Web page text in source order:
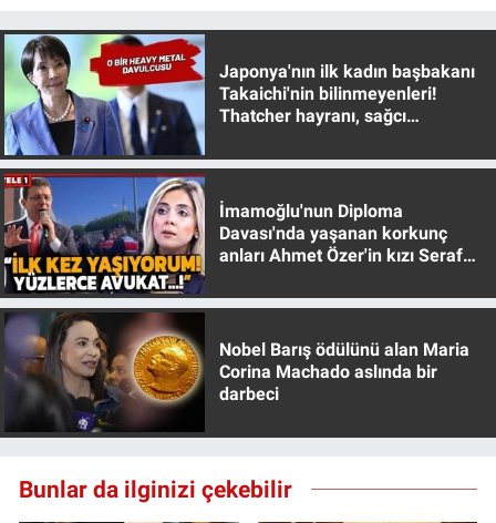
Japonya'nın ilk kadın başbakanı
Takaichi'nin bilinmeyenleri!
Thatcher hayranı, sağcı
İmamoğlu'nun Diploma
Davası'nda yaşanan korkunç
anları Ahmet Özer'in kızı Seraf
Nobel Barış ödülünü alan Maria
Corina Machado aslında bir
darbeci
Bunlar da ilginizi çekebilir